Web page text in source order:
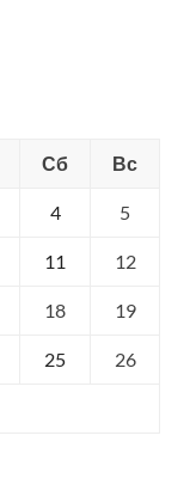
Сб Вс
4 5
11 12
18 19
25 26